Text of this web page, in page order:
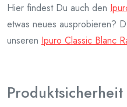
Hier findest Du auch den
etwas neues ausprobieren?
unseren Ipuro Classic Blanc
Produktsicherheit